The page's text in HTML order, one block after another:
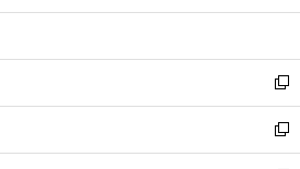
開
ウ
開
く
ン
ウ
で
開
く
ウ
ン
ド
ウ
で
開
新
し
い
ウ
新
し